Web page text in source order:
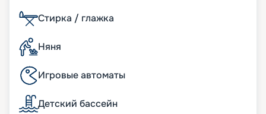
Стирка / глажка
Няня
Игровые автоматы
Детский бассейн